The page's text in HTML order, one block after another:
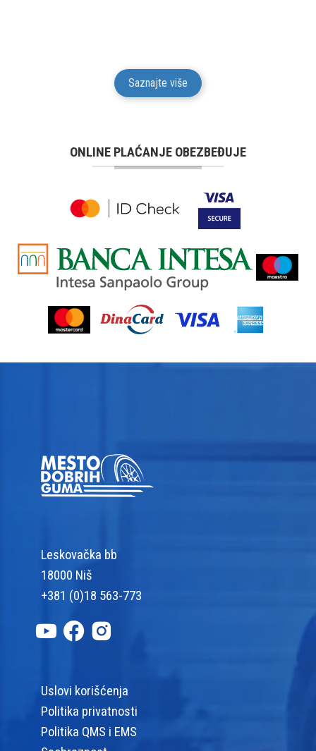
Saznajte više
ONLINE PLAĆANJE OBEZBEĐUJE
Leskovačka bb
18000 Niš
+381 (0)18 563-773
Uslovi korišćenja
Politika privatnosti
Politika QMS i EMS